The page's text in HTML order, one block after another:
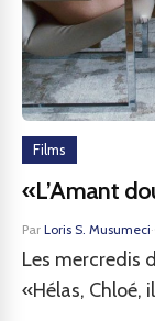
Films
«L’Amant
Par Loris S. Musumeci·
Les mercredis
«Hélas, Chloé,